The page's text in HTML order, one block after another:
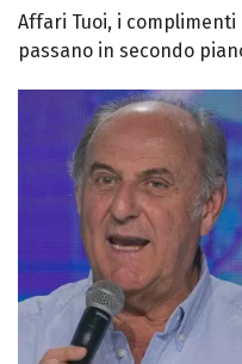
Affari Tuoi, i
passano in secondo